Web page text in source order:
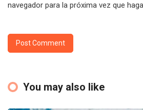
navegador para la próxima vez que
You may also like